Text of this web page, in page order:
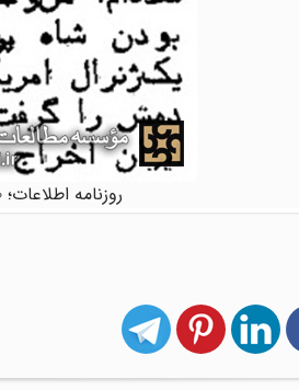
روزنامه اطلاعات؛ ۲۰ فروردین ۱۳۵۸